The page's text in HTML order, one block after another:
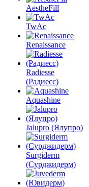
AestheFill
TwAc
Renaissance
Radiesse
(Радиесс)
Aquashine
Jalupro (Ялупро)
Surgiderm
(Сурджидерм)